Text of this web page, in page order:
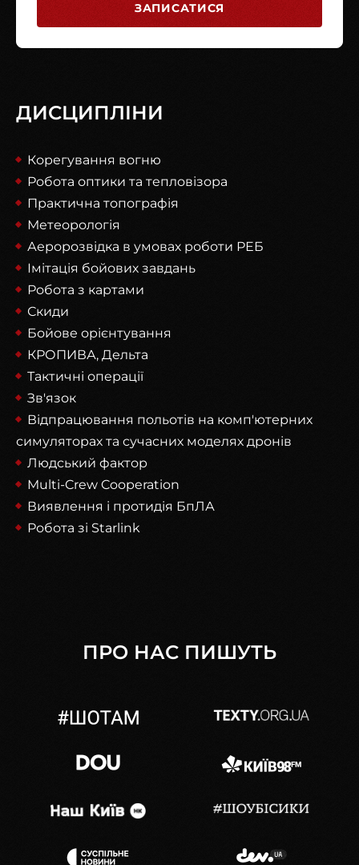
ЗАПИСАТИСЯ
ДИСЦИПЛІНИ
Корегування вогню
Робота оптики та тепловізора
Практична топографія
Метеорологія
Аеророзвідка в умовах роботи РЕБ
Імітація бойових завдань
Робота з картами
Скиди
Бойове орієнтування
КРОПИВА, Дельта
Тактичні операції
Зв'язок
Відпрацювання польотів на комп'ютерних
симуляторах та сучасних моделях дронів
Людський фактор
Multi-Crew Cooperation
Виявлення і протидія БпЛА
Робота зі Starlink
ПРО НАС ПИШУТЬ